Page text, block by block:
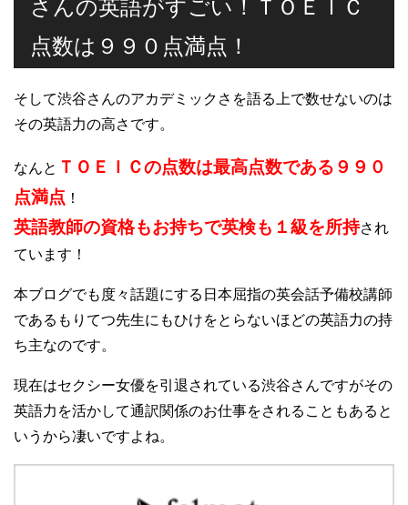
さんの英語がすごい！ＴＯＥＩＣ
点数は９９０点満点！
そして渋谷さんのアカデミックさを語る上で数せないのは
その英語力の高さです。
なんと ＴＯＥＩＣの点数は最高点数である９９０
点満点 ！
英語教師の資格もお持ちで英検も１級を所持され
ています！
本ブログでも度々話題にする日本屈指の英会話予備校講師
であるもりてつ先生にもひけをとらないほどの英語力の持
ち主なのです。
現在はセクシー女優を引退されている渋谷さんですがその
英語力を活かして通訳関係のお仕事をされることもあると
いうから凄いですよね。